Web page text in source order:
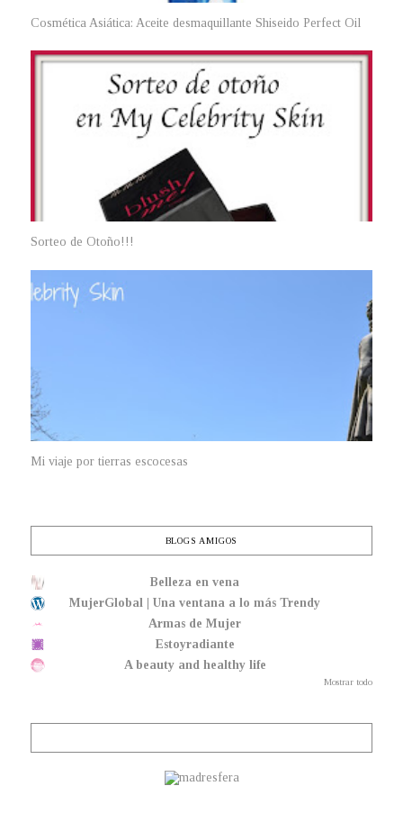
Cosmética Asiática: Aceite desmaquillante Shiseido Perfect Oil
Sorteo de Otoño!!!
Mi viaje por tierras escocesas
BLOGS AMIGOS
Belleza en vena
MujerGlobal | Una ventana a lo más Trendy
Armas de Mujer
Estoyradiante
A beauty and healthy life
Mostrar todo